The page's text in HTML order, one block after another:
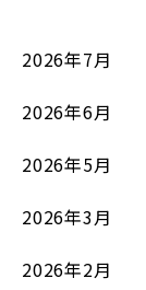
2026年7月
2026年6月
2026年5月
2026年3月
2026年2月